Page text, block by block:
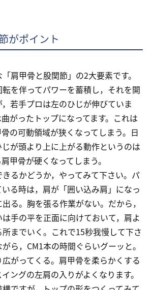
がポイント
肩甲骨と股関節」の2大要素です。
を伴ってパワーを蓄積し，それを開
若手プロは左のひじが伸びていま
がったトップになってます。これは
の可動領域が狭くなってしまう。日
が頭より上に上がる動作というのは
甲骨が硬くなってしまう。
るかどうか，やってみて下さい。パ
る時は，肩が「囲い込み肩」になっ
る。胸を張る作業がない。だから，
手の平を正面に向けておいて，肩よ
までいく。これで15秒我慢して下さ
ら，CM1本の時間ぐらいグーッと。
がってくる。肩甲骨を柔らかくする
ングの左肩の入りがよくなります。